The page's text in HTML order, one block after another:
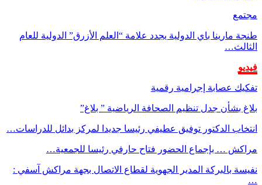
مجتمع
طنجة مارينا باي الدولية يجدد علامة “العلم الأزرق” الدولية للعام
الثالث…
فيديو
تفكيك عصابة إجرامية رقمية
بلاغ بشأن جدل تنظيم الصحافة الرياضية ” بلاغ”
انتخاب الدكتور توفيق عطيفي رئيسا جديدا لمركز بدائل للدراسات…
مراكش … بإجماع الحضور فتاح حارفي رئيسا للجمعية…
نفيسة بالبركة المدير الجهوية لقطاع الاتصال بجهة مراكش آسفي :
…